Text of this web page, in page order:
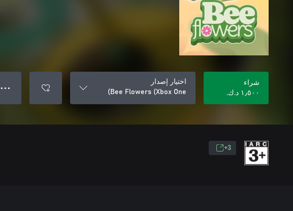
شراء
١٫٥٠٠ د.ك.‏
اختيار إصدار
Bee Flowers (Xbox One)
● ● ●
3+